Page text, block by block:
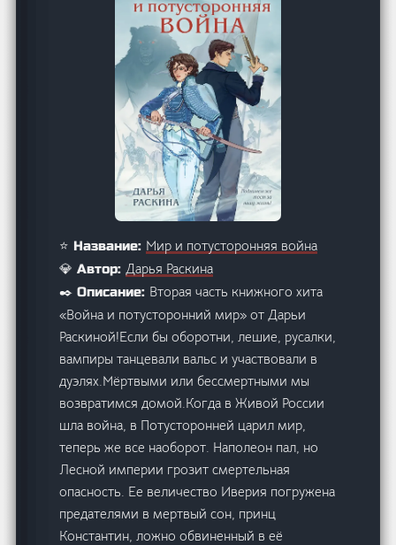
⭐ Название: Мир и потусторонняя война
💎 Автор:Дарья Раскина
✒️ Описание: Вторая часть книжного хита
«Война и потусторонний мир» от Дарьи
Раскиной!Если бы оборотни, лешие, русалки,
вампиры танцевали вальс и участвовали в
дуэлях.Мёртвыми или бессмертными мы
возвратимся домой.Когда в Живой России
шла война, в Потусторонней царил мир,
теперь же все наоборот. Наполеон пал, но
Лесной империи грозит смертельная
опасность. Ее величество Иверия погружена
предателями в мертвый сон, принц
Константин, ложно обвиненный в её